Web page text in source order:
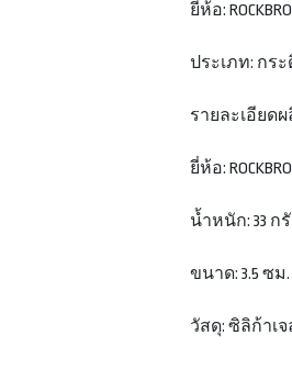
ยี่ห้อ:
ประเภท: กระ
รายละเอียด
ยี่ห้อ:
น้ำหนัก: 33 ก
ขนาด: 3.5 ซม.
วัสดุ: ซิลิก้าเจ